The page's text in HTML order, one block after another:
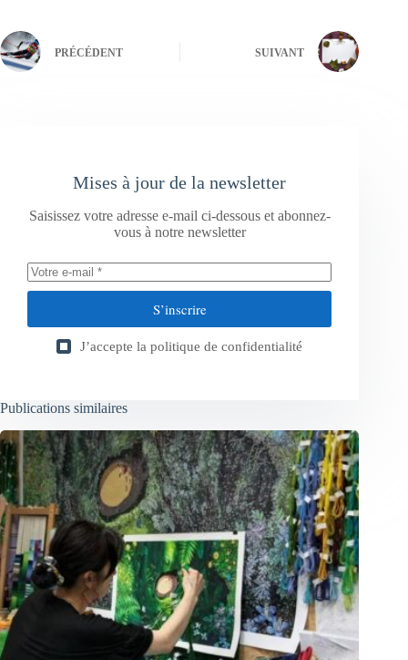
PRÉCÉDENT SUIVANT
Mises à jour de la newsletter
Saisissez votre adresse e-mail ci-dessous et abonnez-
vous à notre newsletter
S’inscrire
J’accepte la politique de confidentialité
Publications similaires